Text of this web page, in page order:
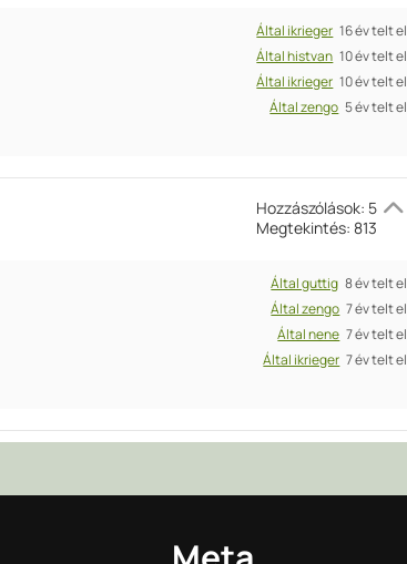
Által ikrieger 16 év telt el
Által histvan 10 év telt el
Által ikrieger 10 év telt el
Által zengo 5 év telt el
Hozzászólások: 5
Megtekintés: 813
Által guttig 8 év telt el
Által zengo 7 év telt el
Által nene 7 év telt el
Által ikrieger 7 év telt el